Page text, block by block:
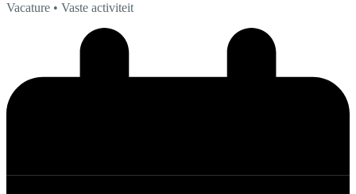
Vacature • Vaste activiteit